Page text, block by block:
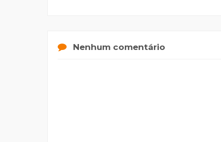
Nenhum comentário